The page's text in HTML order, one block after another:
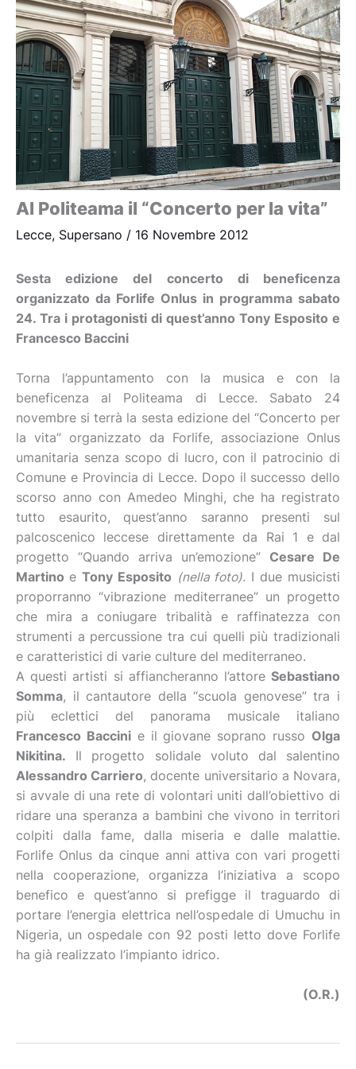
Al Politeama il “Concerto per la vita”
Lecce, Supersano / 16 Novembre 2012
Sesta edizione del concerto di beneficenza
organizzato da Forlife Onlus in programma sabato
24. Tra i protagonisti di quest’anno Tony Esposito e
Francesco Baccini
Torna l’appuntamento con la musica e con la
beneficenza al Politeama di Lecce. Sabato 24
novembre si terrà la sesta edizione del “Concerto per
la vita” organizzato da Forlife, associazione Onlus
umanitaria senza scopo di lucro, con il patrocinio di
Comune e Provincia di Lecce. Dopo il successo dello
scorso anno con Amedeo Minghi, che ha registrato
tutto esaurito, quest’anno saranno presenti sul
palcoscenico leccese direttamente da Rai 1 e dal
progetto “Quando arriva un’emozione” Cesare De
Martino e Tony Esposito (nella foto). I due musicisti
proporranno “vibrazione mediterranee” un progetto
che mira a coniugare tribalità e raffinatezza con
strumenti a percussione tra cui quelli più tradizionali
e caratteristici di varie culture del mediterraneo.
A questi artisti si affiancheranno l’attore Sebastiano
Somma, il cantautore della “scuola genovese” tra i
più eclettici del panorama musicale italiano
Francesco Baccinie il giovane soprano russo Olga
Nikitina. Il progetto solidale voluto dal salentino
Alessandro Carriero, docente universitario a Novara,
si avvale di una rete di volontari uniti dall’obiettivo di
ridare una speranza a bambini che vivono in territori
colpiti dalla fame, dalla miseria e dalle malattie.
Forlife Onlus da cinque anni attiva con vari progetti
nella cooperazione, organizza l’iniziativa a scopo
benefico e quest’anno si prefigge il traguardo di
portare l’energia elettrica nell’ospedale di Umuchu in
Nigeria, un ospedale con 92 posti letto dove Forlife
ha già realizzato l’impianto idrico.
(O.R.)